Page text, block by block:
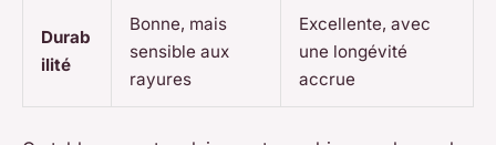
Durab
ilité
Bonne, mais
sensible aux
rayures
Excellente, avec
une longévité
accrue